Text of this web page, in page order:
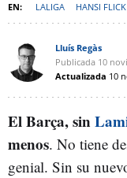
LALIGA HANSI FLICK
Lluís Regàs
Publicada 10
Actualizada 10
El Barça, sin
menos. No tiene
genial. Sin su